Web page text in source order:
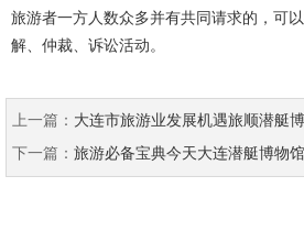
旅游者一方人数众多并有共同请求的，可
解、仲裁、诉讼活动。
上一篇： 大连市旅游业发展机遇旅顺潜艇
下一篇： 旅游必备宝典今天大连潜艇博物